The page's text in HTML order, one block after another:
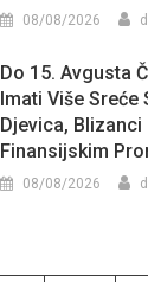
08/08/2026
Do 15. Avgusta
Imati Više Sreće
Djevica, Blizanci
Finansijskim
08/08/2026